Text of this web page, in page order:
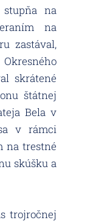
na
na
zastával,
skrátené
štátnej
Bela v
v rámci
na trestné
skúšku a
trojročnej